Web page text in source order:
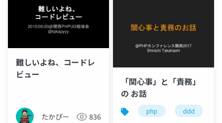
難しいよね、コードレ
ビュー
たかぴー 836
「関心事」と「責務」
の お話
php ddd